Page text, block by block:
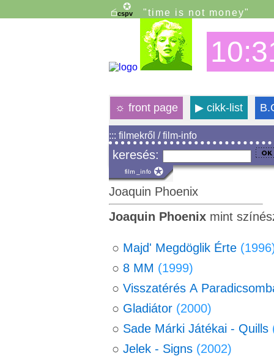
"time is not money"
☼ front page ▶cikk-list
::: filmekről / film-info
keresés:
Joaquin Phoenix
Joaquin Phoenixmint
○ Majd' Megdöglik Érte
○ 8 MM (1999)
○ Visszatérés A
○ Gladiátor (2000)
○ Sade Márki Játékai - Quills
○ Jelek - Signs (2002)